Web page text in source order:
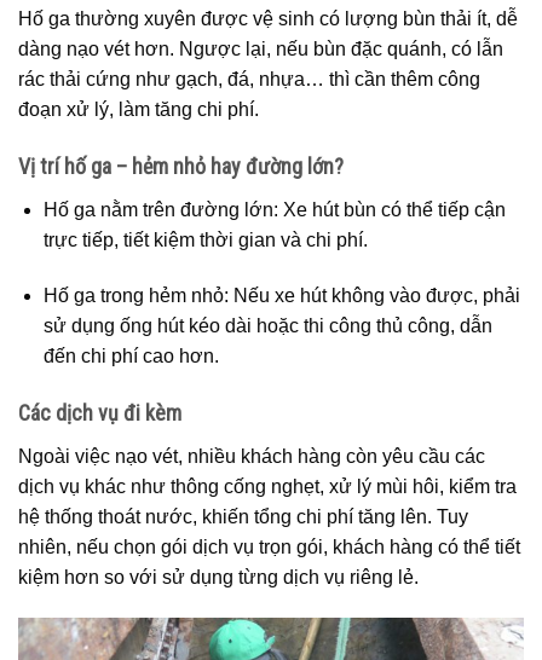
Hố ga thường xuyên được vệ sinh có lượng bùn thải ít, dễ
dàng nạo vét hơn. Ngược lại, nếu bùn đặc quánh, có lẫn
rác thải cứng như gạch, đá, nhựa… thì cần thêm công
đoạn xử lý, làm tăng chi phí.
Vị trí hố ga – hẻm nhỏ hay đường lớn?
Hố ga nằm trên đường lớn: Xe hút bùn có thể tiếp cận
trực tiếp, tiết kiệm thời gian và chi phí.
Hố ga trong hẻm nhỏ: Nếu xe hút không vào được, phải
sử dụng ống hút kéo dài hoặc thi công thủ công, dẫn
đến chi phí cao hơn.
Các dịch vụ đi kèm
Ngoài việc nạo vét, nhiều khách hàng còn yêu cầu các
dịch vụ khác như thông cống nghẹt, xử lý mùi hôi, kiểm tra
hệ thống thoát nước, khiến tổng chi phí tăng lên. Tuy
nhiên, nếu chọn gói dịch vụ trọn gói, khách hàng có thể tiết
kiệm hơn so với sử dụng từng dịch vụ riêng lẻ.